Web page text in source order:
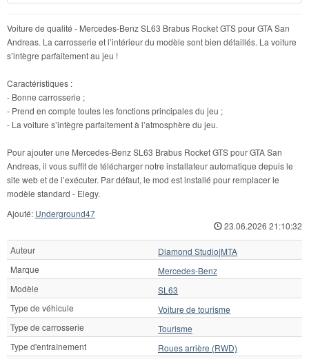
Voiture de qualité - Mercedes-Benz SL63 Brabus Rocket GTS pour GTA San
Andreas. La carrosserie et l’intérieur du modèle sont bien détaillés. La voiture
s’intègre parfaitement au jeu !
Caractéristiques :
- Bonne carrosserie ;
- Prend en compte toutes les fonctions principales du jeu ;
- La voiture s’intègre parfaitement à l’atmosphère du jeu.
Pour ajouter une Mercedes-Benz SL63 Brabus Rocket GTS pour GTA San
Andreas, il vous suffit de télécharger notre installateur automatique depuis le
site web et de l’exécuter. Par défaut, le mod est installé pour remplacer le
modèle standard - Elegy.
Ajouté: Underground47
23.06.2026 21:10:32
Auteur
Diamond Studio|MTA
Marque
Mercedes-Benz
Modèle
SL63
Type de véhicule
Voiture de tourisme
Type de carrosserie
Tourisme
Type d'entraînement
Roues arrière (RWD)